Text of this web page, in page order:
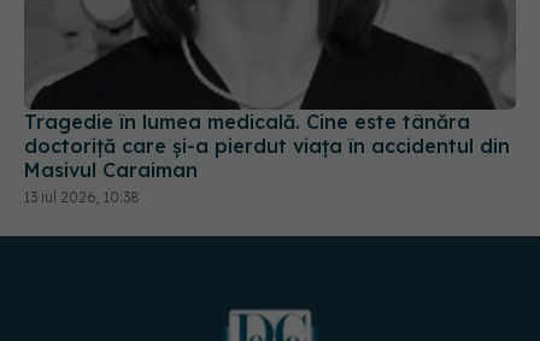
Tragedie în lumea medicală. Cine este tânăra
doctoriță care și-a pierdut viața în accidentul din
Masivul Caraiman
13 iul 2026, 10:38